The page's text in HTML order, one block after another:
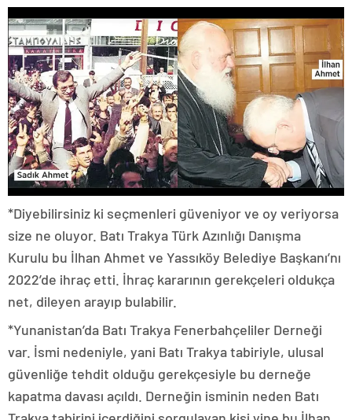
*Diyebilirsiniz ki seçmenleri güveniyor ve oy veriyorsa
size ne oluyor. Batı Trakya Türk Azınlığı Danışma
Kurulu bu İlhan Ahmet ve Yassıköy Belediye Başkanı’nı
2022’de ihraç etti. İhraç kararının gerekçeleri oldukça
net, dileyen arayıp bulabilir.
*Yunanistan’da Batı Trakya Fenerbahçeliler Derneği
var. İsmi nedeniyle, yani Batı Trakya tabiriyle, ulusal
güvenliğe tehdit olduğu gerekçesiyle bu derneğe
kapatma davası açıldı. Derneğin isminin neden Batı